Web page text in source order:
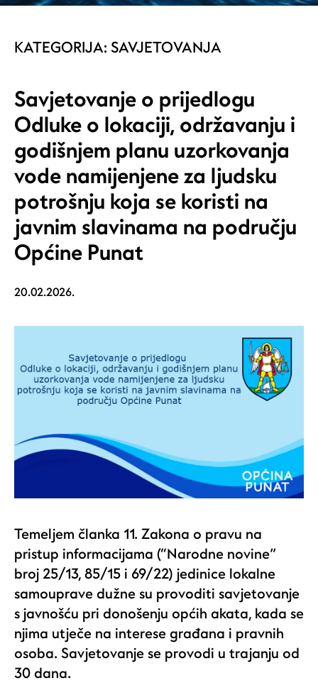
KATEGORIJA: SAVJETOVANJA
Savjetovanje o prijedlogu
Odluke o lokaciji, održavanju i
godišnjem planu uzorkovanja
vode namijenjene za ljudsku
potrošnju koja se koristi na
javnim slavinama na području
Općine Punat
20.02.2026.
Temeljem članka 11. Zakona o pravu na
pristup informacijama (“Narodne novine”
broj 25/13, 85/15 i 69/22) jedinice lokalne
samouprave dužne su provoditi savjetovanje
s javnošću pri donošenju općih akata, kada se
njima utječe na interese građana i pravnih
osoba. Savjetovanje se provodi u trajanju od
30 dana.